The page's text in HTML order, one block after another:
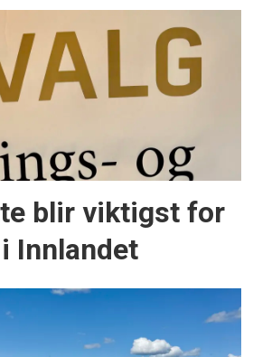
blir viktigst for
Innlandet